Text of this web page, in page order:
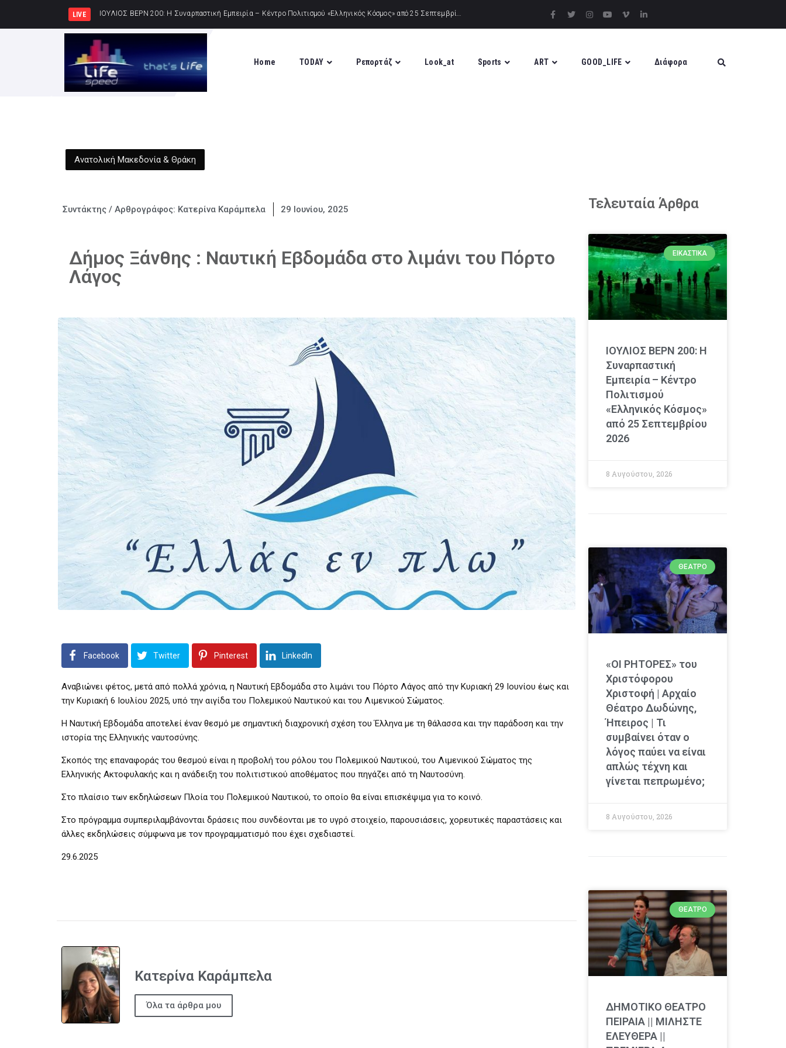
LIVE «ΟΙ ΡΗΤΟΡΕΣ» του Χρ
Home TODAY Ρεπορτάζ Look_at Sports ART GOOD_LIFE Διάφορα
Ανατολική Μακεδονία & Θράκη
Συντάκτης / Αρθρογράφος: Κατερίνα Καράμπελα 29 Ιουνίου, 2025
Δήμος Ξάνθης : Ναυτική Εβδομάδα στο λιμάνι του Πόρτο
Λάγος
Facebook Twitter Pinterest LinkedIn
Αναβιώνει φέτος, μετά από πολλά χρόνια, η Ναυτική Εβδομάδα στο λιμάνι του Πόρτο Λάγος από την Κυριακή 29 Ιουνίου έως και
την Κυριακή 6 Ιουλίου 2025, υπό την αιγίδα του Πολεμικού Ναυτικού και του Λιμενικού Σώματος.
Η Ναυτική Εβδομάδα αποτελεί έναν θεσμό με σημαντική διαχρονική σχέση του Έλληνα με τη θάλασσα και την παράδοση και την
ιστορία της Ελληνικής ναυτοσύνης.
Σκοπός της επαναφοράς του θεσμού είναι η προβολή του ρόλου του Πολεμικού Ναυτικού, του Λιμενικού Σώματος της
Ελληνικής Ακτοφυλακής και η ανάδειξη του πολιτιστικού αποθέματος που πηγάζει από τη Ναυτοσύνη.
Στο πλαίσιο των εκδηλώσεων Πλοία του Πολεμικού Ναυτικού, το οποίο θα είναι επισκέψιμα για το κοινό.
Στο πρόγραμμα συμπεριλαμβάνονται δράσεις που συνδέονται με το υγρό στοιχείο, παρουσιάσεις, χορευτικές παραστάσεις και
άλλες εκδηλώσεις σύμφωνα με τον προγραμματισμό που έχει σχεδιαστεί.
29.6.2025
Κατερίνα Καράμπελα
Όλα τα άρθρα μου
Τελευταία Άρθρα
ΕΙΚΑΣΤΙΚΆ
ΙΟΥΛΙΟΣ ΒΕΡΝ 200: Η
Συναρπαστική
Εμπειρία – Κέντρο
Πολιτισμού
«Ελληνικός Κόσμος»
από 25 Σεπτεμβρίου
2026
8 Αυγούστου, 2026
ΘΈΑΤΡΟ
«ΟΙ ΡΗΤΟΡΕΣ» του
Χριστόφορου
Χριστοφή | Αρχαίο
Θέατρο Δωδώνης,
Ήπειρος | Τι
συμβαίνει όταν ο
λόγος παύει να είναι
απλώς τέχνη και
γίνεται πεπρωμένο;
8 Αυγούστου, 2026
ΘΈΑΤΡΟ
ΔΗΜΟΤΙΚΟ ΘΕΑΤΡΟ
ΠΕΙΡΑΙΑ || ΜΙΛΗΣΤΕ
ΕΛΕΥΘΕΡΑ ||